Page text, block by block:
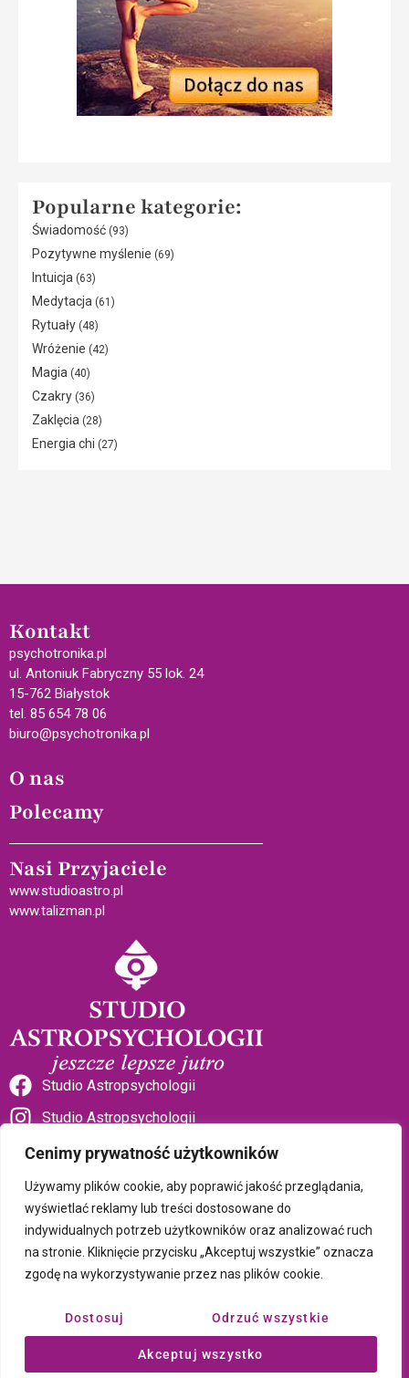
Cenimy prywatność użytkowników
Używamy plików cookie, aby poprawić jakość przeglądania,
wyświetlać reklamy lub treści dostosowane do
indywidualnych potrzeb użytkowników oraz analizować ruch
na stronie. Kliknięcie przycisku „Akceptuj wszystkie” oznacza
zgodę na wykorzystywanie przez nas plików cookie.
Dostosuj Odrzuć wszystkie
Akceptuj wszystko
Popularne kategorie:
Świadomość (93)
Pozytywne myślenie (69)
Intuicja (63)
Medytacja (61)
Rytuały (48)
Wróżenie (42)
Magia (40)
Czakry (36)
Zaklęcia (28)
Energia chi (27)
Kontakt
psychotronika.pl
ul. Antoniuk Fabryczny 55 lok. 24
15-762 Białystok
tel. 85 654 78 06
biuro@psychotronika.pl
O nas
Polecamy
Nasi Przyjaciele
www.studioastro.pl
www.talizman.pl
Studio Astropsychologii
Studio Astropsychologii
Sklep Talizman
Polityka prywatności i plików cookie
Wszystkie treści umieszczone na tej stronie są chronione prawem